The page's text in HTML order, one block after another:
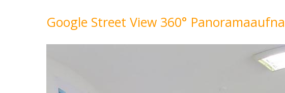
Google Street View 360°